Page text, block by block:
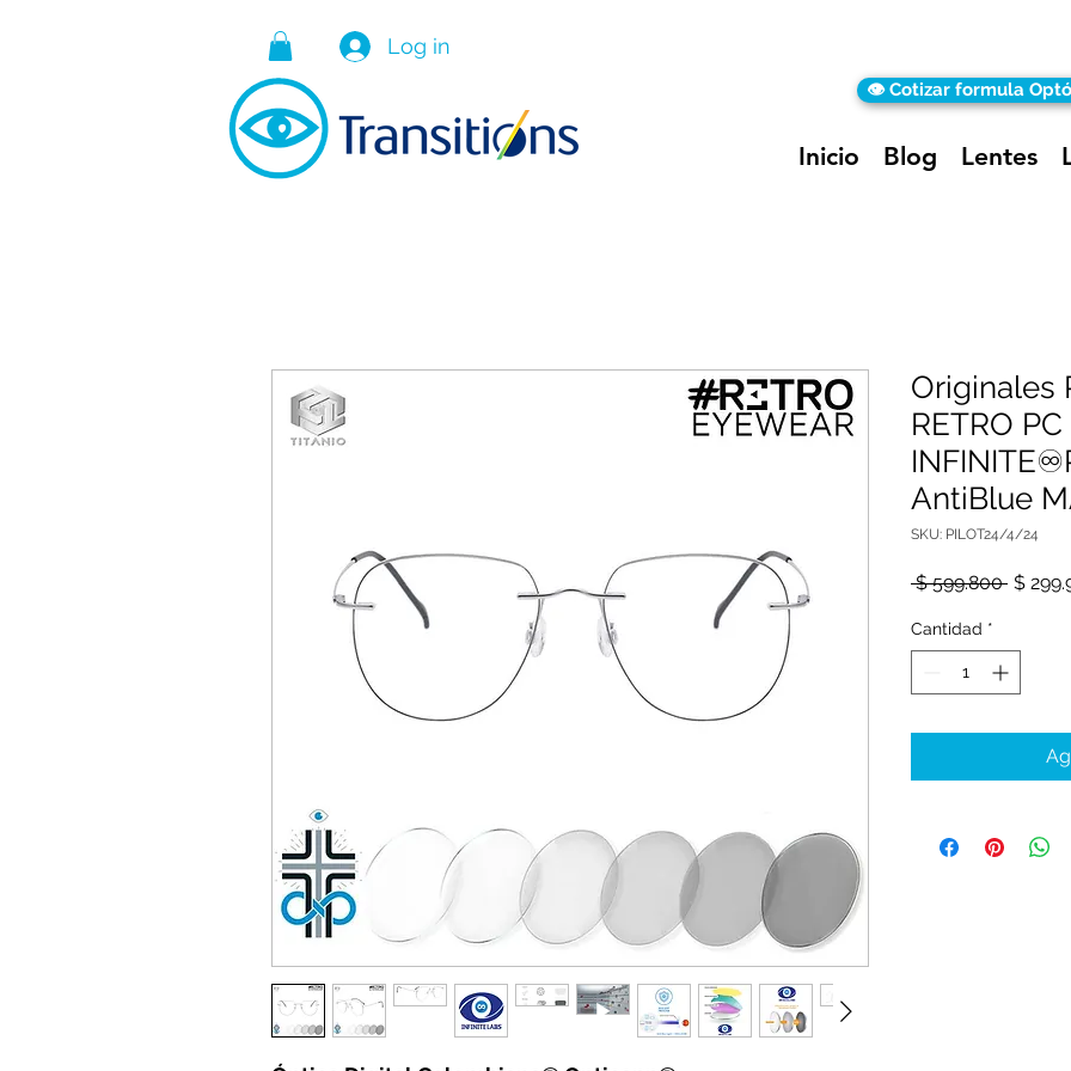
Log in
👁️ Cotizar formula
Inicio Blog Lentes
Originales
RETRO
AntiBlue
SKU: PILOT24/4/24
$ 599.800 Precio
$
Cantidad *